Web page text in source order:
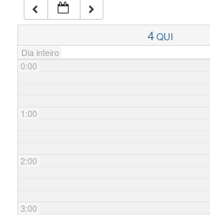
4QUI
Dia inteiro
0:00
1:00
2:00
3:00